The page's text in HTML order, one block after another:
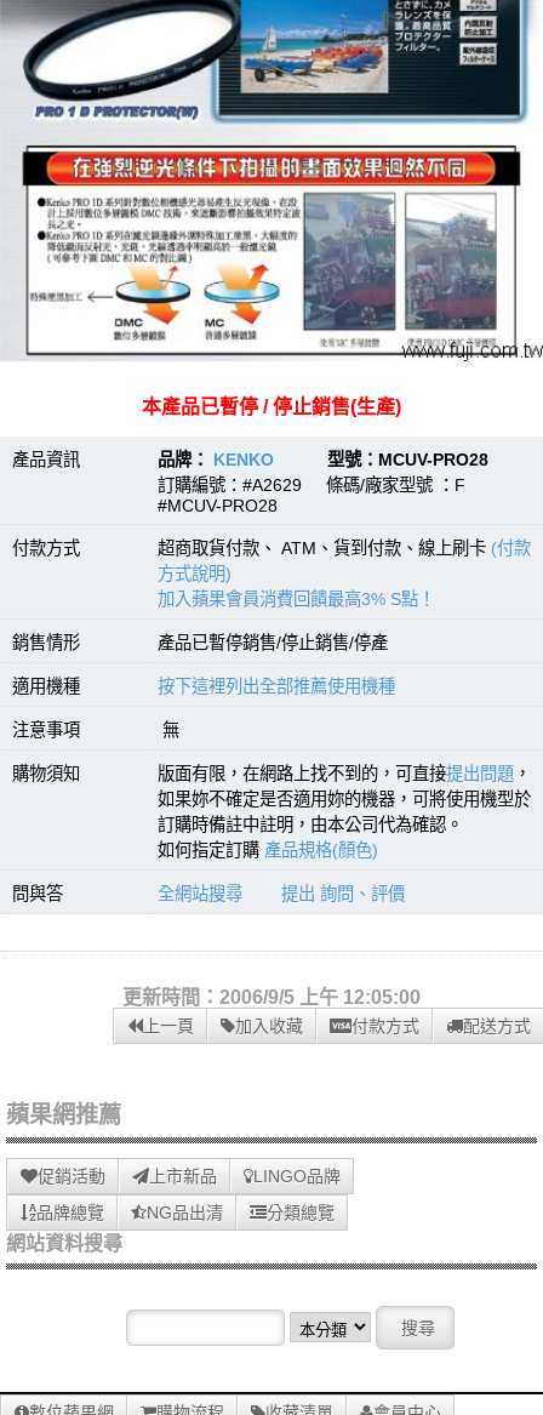
本產品已暫停 / 停止銷售(生產)
產品資訊 品牌： KENKO 型號：MCUV-PRO28
訂購編號：#A2629 條碼/廠家型號 ：F
#MCUV-PRO28
付款方式 超商取貨付款、 ATM、貨到付款、線上刷卡 (付款
方式說明)
加入蘋果會員消費回饋最高3% S點！
銷售情形 產品已暫停銷售/停止銷售/停產
適用機種 按下這裡列出全部推薦使用機種
注意事項 無
購物須知 版面有限，在網路上找不到的，可直接提出問題 ，
如果妳不確定是否適用妳的機器，可將使用機型於
訂購時備註中註明，由本公司代為確認。
如何指定訂購 產品規格(顏色)
問與答 全網站搜尋 提出 詢問、評價
更新時間：2006/9/5 上午 12:05:00
上一頁 加入收藏 付款方式 配送方式
蘋果網推薦
促銷活動 上市新品
LINGO品牌
品牌總覽
NG品出清 分類總覽
網站資料搜尋